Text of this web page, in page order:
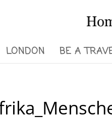
LONDON BE A